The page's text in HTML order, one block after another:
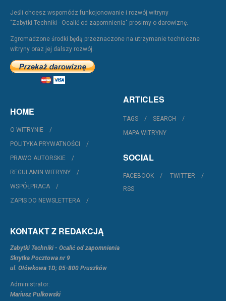
Jeśli chcesz wspomódz funkcjonowanie i rozwój witryny
"Zabytki Techniki - Ocalić od zapomnienia" prosimy o darowiznę.
Zgromadzone środki będą przeznaczone na utrzymanie techniczne
witryny oraz jej dalszy rozwój.
HOME
O WITRYNIE
POLITYKA PRYWATNOŚCI
PRAWO AUTORSKIE
REGULAMIN WITRYNY
WSPÓŁPRACA
ZAPIS DO NEWSLETTERA
ARTICLES
TAGS
SEARCH
MAPA WITRYNY
SOCIAL
FACEBOOK
TWITTER
RSS
KONTAKT Z REDAKCJĄ
Zabytki Techniki - Ocalić od zapomnienia
Skrytka Pocztowa nr 9
ul. Ołówkowa 1D; 05-800 Pruszków
Administrator:
Mariusz Pulkowski